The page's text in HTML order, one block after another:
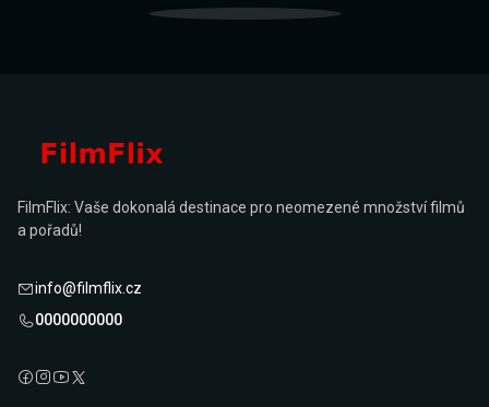
FilmFlix: Vaše dokonalá destinace pro neomezené množství filmů
a pořadů!
info@filmflix.cz
0000000000